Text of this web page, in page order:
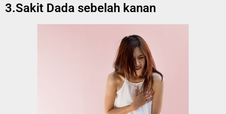
3.Sakit Dada sebelah kanan